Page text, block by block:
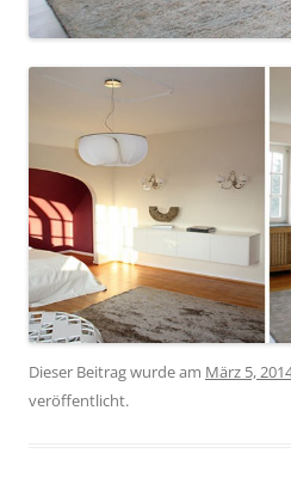
Dieser Beitrag wurde am März 5,
veröffentlicht.